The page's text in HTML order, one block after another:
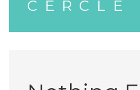
CERCLE